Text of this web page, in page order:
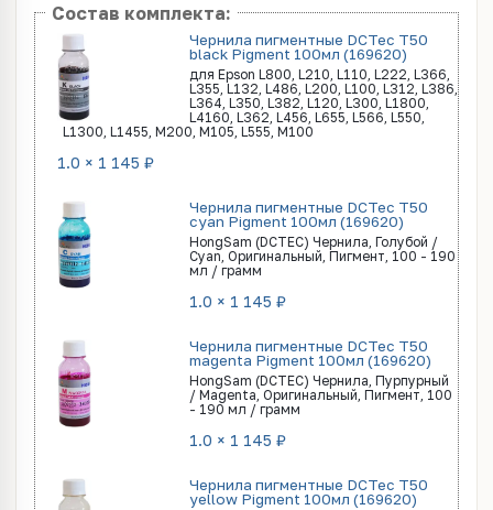
Состав комплекта:
Чернила пигментные DCTec T50
black Pigment 100мл (169620)
для Epson L800, L210, L110, L222, L366,
L355, L132, L486, L200, L100, L312, L386,
L364, L350, L382, L120, L300, L1800,
L4160, L362, L456, L655, L566, L550,
L1300, L1455, M200, M105, L555, M100
1.0 × 1 145 ₽
Чернила пигментные DCTec T50
cyan Pigment 100мл (169620)
HongSam (DCTEC) Чернила, Голубой /
Cyan, Оригинальный, Пигмент, 100 - 190
мл / грамм
1.0 × 1 145 ₽
Чернила пигментные DCTec T50
magenta Pigment 100мл (169620)
HongSam (DCTEC) Чернила, Пурпурный
/ Magenta, Оригинальный, Пигмент, 100
- 190 мл / грамм
1.0 × 1 145 ₽
Чернила пигментные DCTec T50
yellow Pigment 100мл (169620)